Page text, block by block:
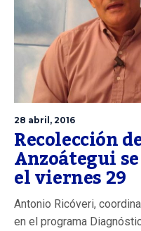
28 abril, 2016
Recolección
Anzoátegui
el viernes 29
Antonio Ricóveri,
en el programa